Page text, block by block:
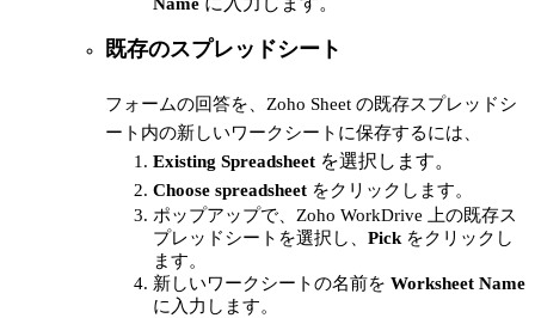
Name
既存のスプレッドシート
フォームの回答を、Zoho Sheet の既存スプレッドシ
ート内の新しいワークシートに保存するには、
Existing Spreadsheet を選択します。
Choose spreadsheet をクリックします。
ポップアップで、Zoho WorkDrive 上の既存ス
プレッドシートを選択し、 Pickをクリックし
ます。
新しいワークシートの名前を Worksheet Name
に入力します。